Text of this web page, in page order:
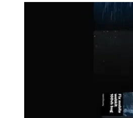
に偽のスタックを与え、現在のも
レビューアイテムの印象を暗示しま